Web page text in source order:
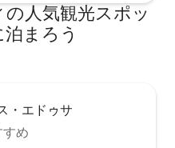
人気観光スポッ
泊まろう
・エドゥサ
め